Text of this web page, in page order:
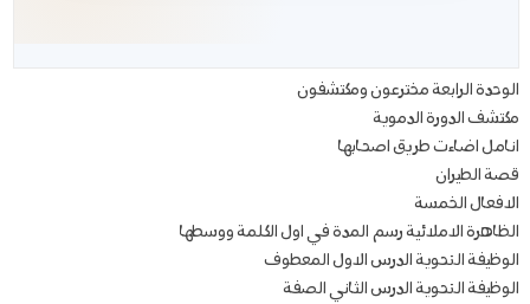
الوحدة الرابعة مخترعون ومكتشفون
مكتشف الدورة الدموية
انامل اضاءت طريق اصحابها
قصة الطيران
الافعال الخمسة
الظاهرة الاملائية رسم المدة في اول الكلمة ووسطها
الوظيفة النحوية الدرس الاول المعطوف
الوظيفة النحوية الدرس الثاني الصفة